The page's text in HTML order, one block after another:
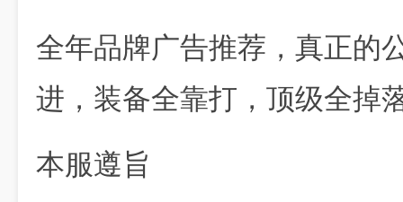
全年品牌广告推荐，真正的
进，装备全靠打，顶级全掉
本服遵旨